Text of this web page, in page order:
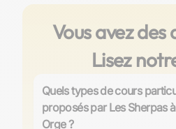
Vous avez des
Lisez
Quels types de cours
proposés par Les Sherpas
Orge ?